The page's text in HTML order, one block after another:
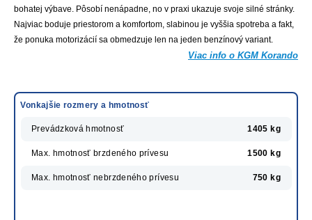
bohatej výbave. Pôsobí nenápadne, no v praxi ukazuje svoje silné stránky.
Najviac boduje priestorom a komfortom, slabinou je vyššia spotreba a fakt,
že ponuka motorizácií sa obmedzuje len na jeden benzínový variant.
Viac info o KGM Korando
Vonkajšie rozmery a hmotnosť
Prevádzková hmotnosť 1405 kg
Max. hmotnosť brzdeného prívesu 1500 kg
Max. hmotnosť nebrzdeného prívesu 750 kg